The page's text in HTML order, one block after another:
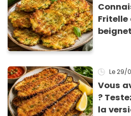
Fritelle
Le 29/
Vous
?
la